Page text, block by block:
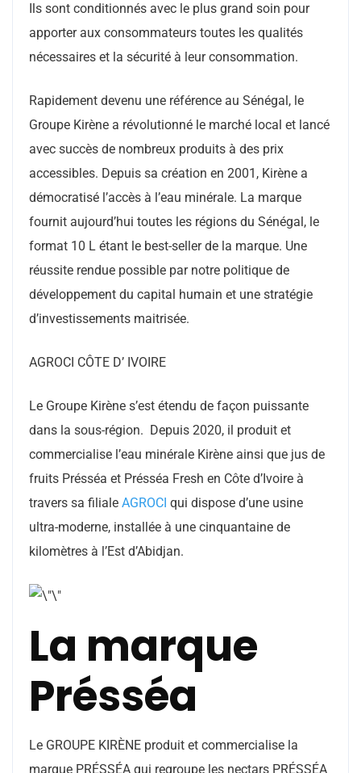
Ils sont conditionnés avec le plus grand soin pour
apporter aux consommateurs toutes les qualités
nécessaires et la sécurité à leur consommation.
Rapidement devenu une référence au Sénégal, le
Groupe Kirène a révolutionné le marché local et lancé
avec succès de nombreux produits à des prix
accessibles. Depuis sa création en 2001, Kirène a
démocratisé l’accès à l’eau minérale. La marque
fournit aujourd’hui toutes les régions du Sénégal, le
format 10 L étant le best-seller de la marque. Une
réussite rendue possible par notre politique de
développement du capital humain et une stratégie
d’investissements maitrisée.
AGROCI CÔTE D’ IVOIRE
Le Groupe Kirène s’est étendu de façon puissante
dans la sous-région. Depuis 2020, il produit et
commercialise l’eau minérale Kirène ainsi que jus de
fruits Présséa et Présséa Fresh en Côte d’Ivoire à
travers sa filiale AGROCI qui dispose d’une usine
ultra-moderne, installée à une cinquantaine de
kilomètres à l’Est d’Abidjan.
La marque
Présséa
Le GROUPE KIRÈNE produit et commercialise la
marque PRÉSSÉA qui regroupe les nectars PRÉSSÉA